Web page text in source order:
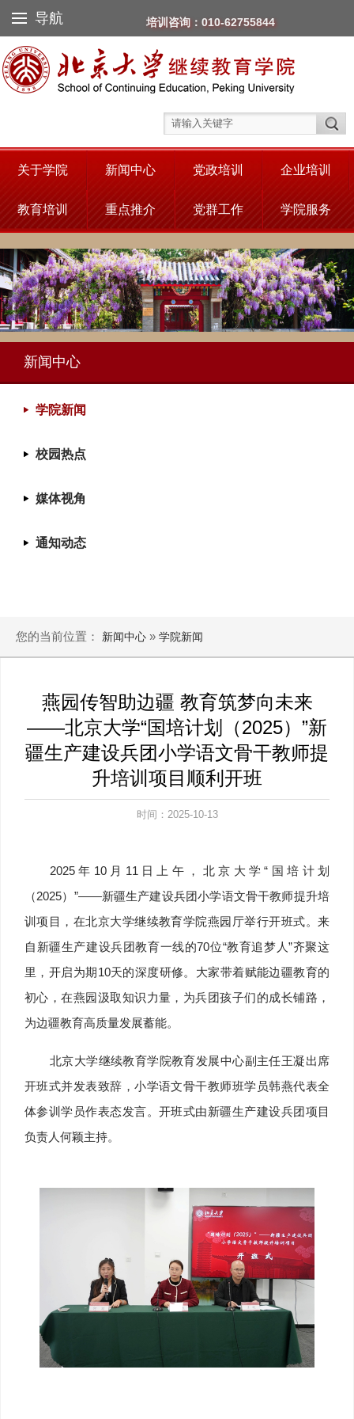
导航 培训咨询：010-62755844
关于学院 新闻中心 党政培训 企业培训
教育培训 重点推介 党群工作 学院服务
新闻中心
学院新闻
校园热点
媒体视角
通知动态
您的当前位置： 新闻中心 » 学院新闻
燕园传智助边疆 教育筑梦向未来
——北京大学“国培计划（2025）”新
疆生产建设兵团小学语文骨干教师提
升培训项目顺利开班
时间：2025-10-13
2025年10月11日上午，北京大学“国培计划
（2025）”——新疆生产建设兵团小学语文骨干教师提升培
训项目，在北京大学继续教育学院燕园厅举行开班式。来
自新疆生产建设兵团教育一线的70位“教育追梦人”齐聚这
里，开启为期10天的深度研修。大家带着赋能边疆教育的
初心，在燕园汲取知识力量，为兵团孩子们的成长铺路，
为边疆教育高质量发展蓄能。
北京大学继续教育学院教育发展中心副主任王凝出席
开班式并发表致辞，小学语文骨干教师班学员韩燕代表全
体参训学员作表态发言。开班式由新疆生产建设兵团项目
负责人何颖主持。